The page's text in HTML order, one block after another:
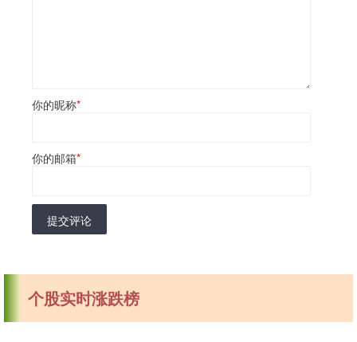
你的昵称*
你的邮箱*
提交评论
个股实时涨跌榜